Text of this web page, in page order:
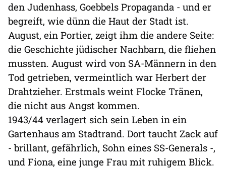
den Judenhass, Goebbels Propaganda - und er
begreift, wie dünn die Haut der Stadt ist.
August, ein Portier, zeigt ihm die andere Seite:
die Geschichte jüdischer Nachbarn, die fliehen
mussten. August wird von SA-Männern in den
Tod getrieben, vermeintlich war Herbert der
Drahtzieher. Erstmals weint Flocke Tränen,
die nicht aus Angst kommen.
1943/44 verlagert sich sein Leben in ein
Gartenhaus am Stadtrand. Dort taucht Zack auf
- brillant, gefährlich, Sohn eines SS-Generals -,
und Fiona, eine junge Frau mit ruhigem Blick.